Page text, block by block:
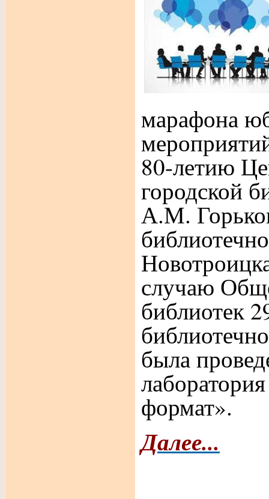
марафона
80-летию
городской
А.М.
случаю
библиотек
была
формат».
Далее...